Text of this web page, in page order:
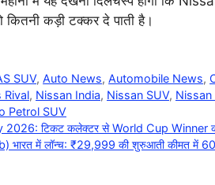
कितनी कड़ी टक्कर दे पाती है।
SUV,Auto News,Automobile News,
Rival, Nissan India, Nissan SUV, Nissan
Petrol SUV
टिकट कलेक्टर से World Cup Winner
में लॉन्च: ₹29,999 की शुरुआती कीमत में